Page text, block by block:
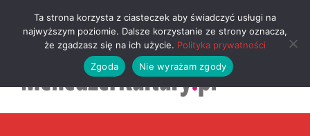
MENU
Ta strona korzysta z ciasteczek aby świadczyć usługi na
najwyższym poziomie. Dalsze korzystanie ze strony oznacza,
że zgadzasz się na ich użycie. Polityka prywatności
Zgoda
Nie wyrażam zgody